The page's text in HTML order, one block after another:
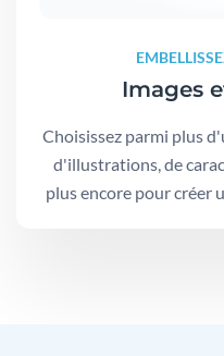
Images
Choisissez parmi plus
d'illustrations, de
plus encore pour créer